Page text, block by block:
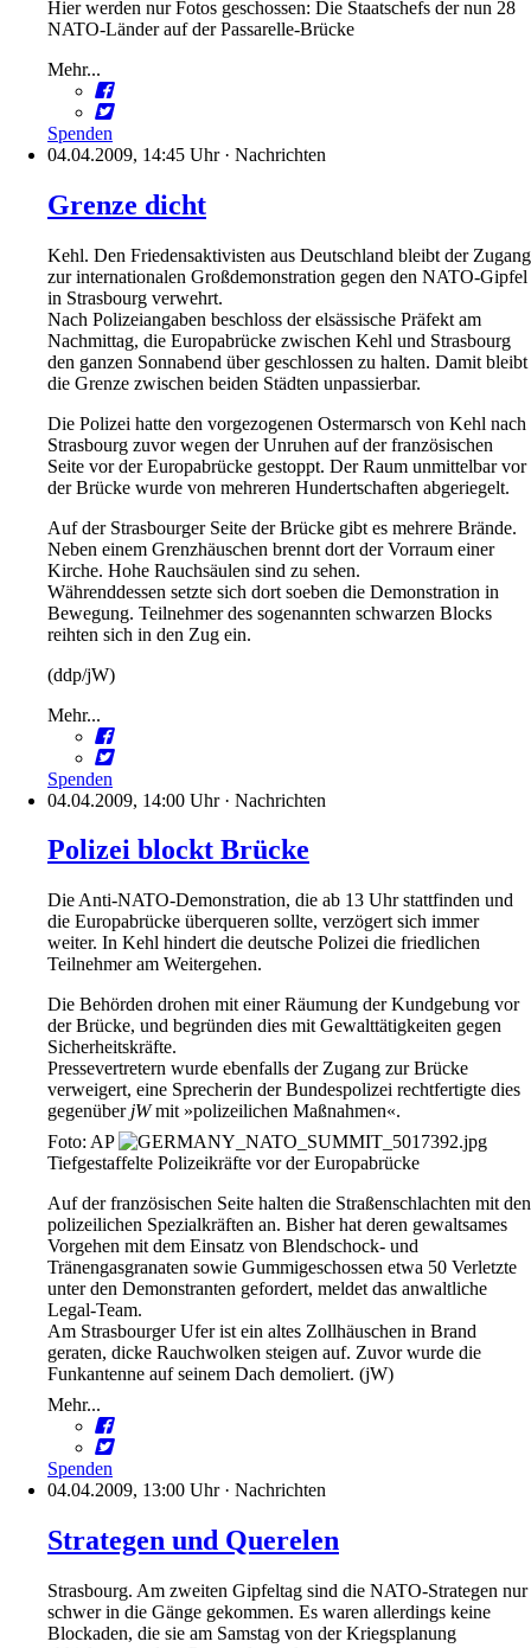
Hier werden nur Fotos geschossen: Die Staatschefs der nun 28
NATO-Länder auf der Passarelle-Brücke
Mehr...
Spenden
04.04.2009, 14:45 Uhr· Nachrichten
Grenze dicht
Kehl. Den Friedensaktivisten aus Deutschland bleibt der Zugang
zur internationalen Großdemonstration gegen den NATO-Gipfel
in Strasbourg verwehrt.
Nach Polizeiangaben beschloss der elsässische Präfekt am
Nachmittag, die Europabrücke zwischen Kehl und Strasbourg
den ganzen Sonnabend über geschlossen zu halten. Damit bleibt
die Grenze zwischen beiden Städten unpassierbar.
Die Polizei hatte den vorgezogenen Ostermarsch von Kehl nach
Strasbourg zuvor wegen der Unruhen auf der französischen
Seite vor der Europabrücke gestoppt. Der Raum unmittelbar vor
der Brücke wurde von mehreren Hundertschaften abgeriegelt.
Auf der Strasbourger Seite der Brücke gibt es mehrere Brände.
Neben einem Grenzhäuschen brennt dort der Vorraum einer
Kirche. Hohe Rauchsäulen sind zu sehen.
Währenddessen setzte sich dort soeben die Demonstration in
Bewegung. Teilnehmer des sogenannten schwarzen Blocks
reihten sich in den Zug ein.
(ddp/jW)
Mehr...
Spenden
04.04.2009, 14:00 Uhr· Nachrichten
Polizei blockt Brücke
Die Anti-NATO-Demonstration, die ab 13 Uhr stattfinden und
die Europabrücke überqueren sollte, verzögert sich immer
weiter. In Kehl hindert die deutsche Polizei die friedlichen
Teilnehmer am Weitergehen.
Die Behörden drohen mit einer Räumung der Kundgebung vor
der Brücke, und begründen dies mit Gewalttätigkeiten gegen
Sicherheitskräfte.
Pressevertretern wurde ebenfalls der Zugang zur Brücke
verweigert, eine Sprecherin der Bundespolizei rechtfertigte dies
gegenüberjWmit »polizeilichen Maßnahmen«.
Foto: AP
Tiefgestaffelte Polizeikräfte vor der Europabrücke
Auf der französischen Seite halten die Straßenschlachten mit den
polizeilichen Spezialkräften an. Bisher hat deren gewaltsames
Vorgehen mit dem Einsatz von Blendschock- und
Tränengasgranaten sowie Gummigeschossen etwa 50 Verletzte
unter den Demonstranten gefordert, meldet das anwaltliche
Legal-Team.
Am Strasbourger Ufer ist ein altes Zollhäuschen in Brand
geraten, dicke Rauchwolken steigen auf. Zuvor wurde die
Funkantenne auf seinem Dach demoliert. (jW)
Mehr...
Spenden
04.04.2009, 13:00 Uhr· Nachrichten
Strategen und Querelen
Strasbourg. Am zweiten Gipfeltag sind die NATO-Strategen nur
schwer in die Gänge gekommen. Es waren allerdings keine
Blockaden, die sie am Samstag von der Kriegsplanung